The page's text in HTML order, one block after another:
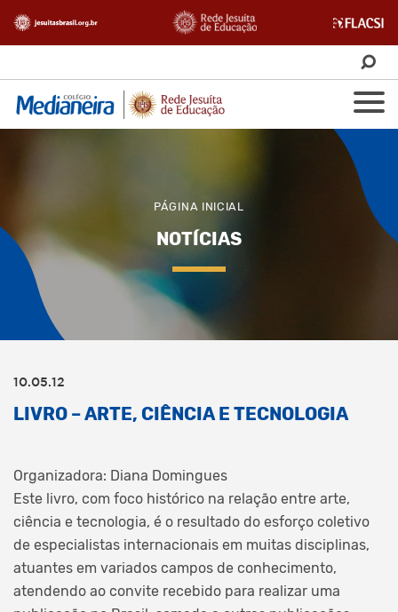
PÁGINA INICIAL
NOTÍCIAS
10.05.12
LIVRO – ARTE, CIÊNCIA E TECNOLOGIA
Organizadora: Diana Domingues
Este livro, com foco histórico na relação entre arte,
ciência e tecnologia, é o resultado do esforço coletivo
de especialistas internacionais em muitas disciplinas,
atuantes em variados campos de conhecimento,
atendendo ao convite recebido para realizar uma